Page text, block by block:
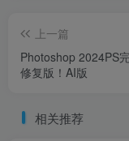
上一篇
Photoshop 2024PS
修复版！AI版
相关推荐